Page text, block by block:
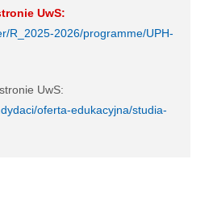
UwS:
R_2025-2026/programme/UPH-
UwS:
oferta-edukacyjna/studia-